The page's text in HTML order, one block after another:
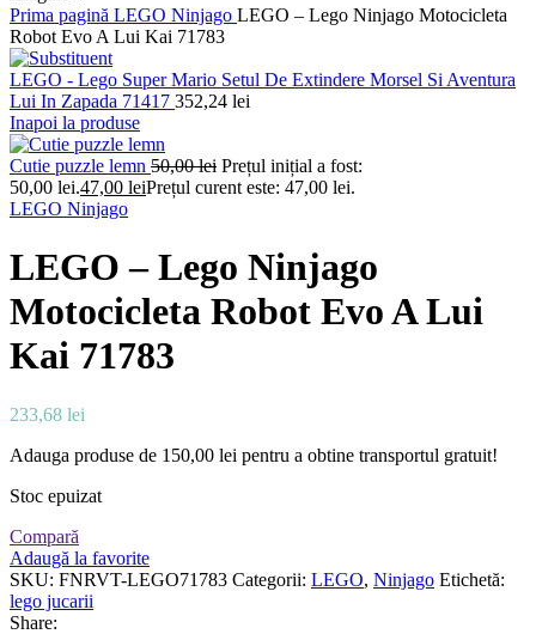
Prima pagină LEGO Ninjago LEGO – Lego Ninjago Motocicleta
Robot Evo A Lui Kai 71783
LEGO - Lego Super Mario Setul De Extindere Morsel Si Aventura
Lui In Zapada 71417 352,24 lei
Inapoi la produse
Cutie puzzle lemn 50,00lei Prețul inițial a fost:
50,00 lei.47,00 leiPrețul curent este: 47,00 lei.
LEGO Ninjago
LEGO – Lego Ninjago
Motocicleta Robot Evo A Lui
Kai 71783
233,68 lei
Adauga produse de 150,00 lei pentru a obtine transportul gratuit!
Stoc epuizat
Compară
Adaugă la favorite
SKU: FNRVT-LEGO71783 Categorii: LEGO, Ninjago Etichetă:
lego jucarii
Share: